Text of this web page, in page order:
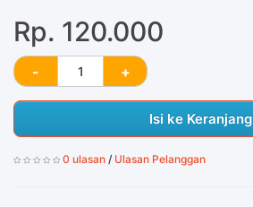
Rp. 120.000
Isi ke Keranjang
0 ulasan / Ulasan Pelanggan